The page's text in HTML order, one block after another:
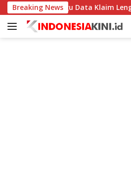
Langsung
ke
konten
Breaking News
Tunggu Data Klaim Lengkap